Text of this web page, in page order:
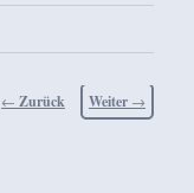
Beitragsnavigation
← Zurück Weiter →